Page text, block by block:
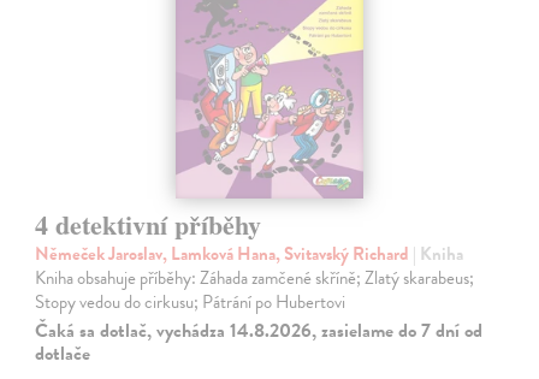
4 detektivní příběhy
Němeček Jaroslav, Lamková Hana, Svitavský Richard | Kniha
Kniha obsahuje příběhy: Záhada zamčené skříně; Zlatý skarabeus;
Stopy vedou do cirkusu; Pátrání po Hubertovi
Čaká sa dotlač, vychádza 14.8.2026, zasielame do 7 dní od
dotlače